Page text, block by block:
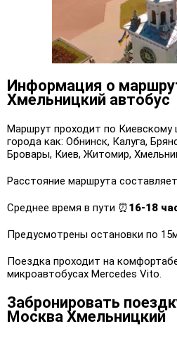
Информация о
Хмельницкий автобус
Маршрут проходит по Киевскому
города как: Обнинск, Калуга,
Бровары, Киев, Житомир,
Расстояние маршрута
Среднее время в пути ⏰16-18
Предусмотрены остановки по
Поездка проходит на
микроавтобусах Mercedes Vito.
Забронировать
Москва Хмельницкий